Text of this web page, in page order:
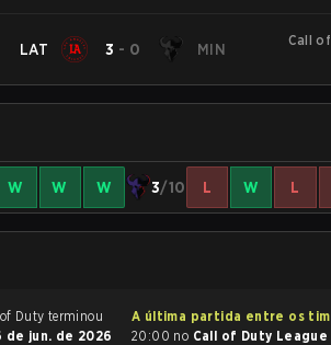
LAT 3 - 0 MIN
Call
W W W 3/10 L W L
A partida de Call of Duty terminou
de jun. de 2026
A última partida entre os
20:00 no Call of Duty